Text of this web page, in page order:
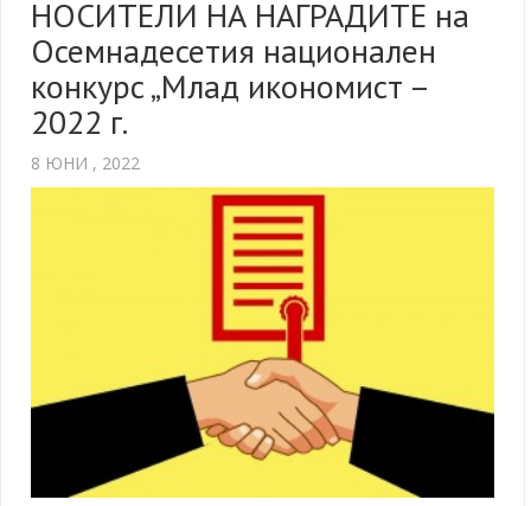
НОСИТЕЛИ НА НАГРАДИТЕ на
Осемнадесетия национален
конкурс „Млад икономист –
2022 г.
8 ЮНИ , 2022